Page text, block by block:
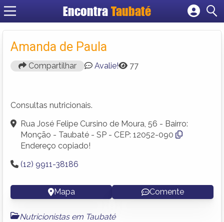
EncontraTaubaté
Cadastrar empresa
Criar conta
Amanda de Paula
Compartilhar Avalie! 77
Consultas nutricionais.
Rua José Felipe Cursino de Moura, 56 - Bairro:
Monção - Taubaté - SP - CEP: 12052-090
Endereço copiado!
(12) 9911-38186
Mapa Comente
Nutricionistas em Taubaté